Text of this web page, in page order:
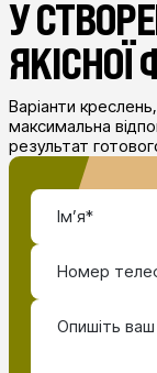
У
ЯКІСНОЇ
Варіанти
максимальна
результат